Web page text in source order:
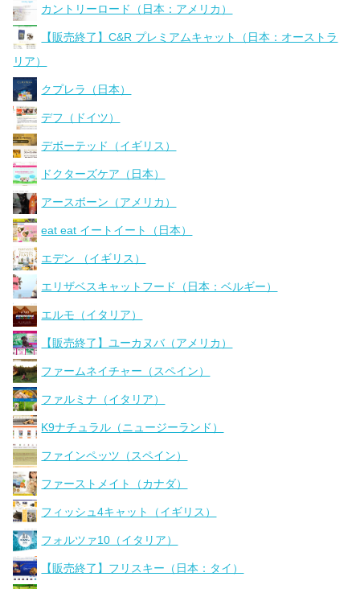
カントリーロード（日本：アメリカ）
【販売終了】C&R プレミアムキャット（日本：オーストラ
リア）
クプレラ（日本）
デフ（ドイツ）
デボーテッド（イギリス）
ドクターズケア（日本）
アースボーン（アメリカ）
eat eat イートイート（日本）
エデン （イギリス）
エリザベスキャットフード（日本：ベルギー）
エルモ（イタリア）
【販売終了】ユーカヌバ（アメリカ）
ファームネイチャー（スペイン）
ファルミナ（イタリア）
K9ナチュラル（ニュージーランド）
ファインペッツ（スペイン）
ファーストメイト（カナダ）
フィッシュ4キャット（イギリス）
フォルツァ10（イタリア）
【販売終了】フリスキー（日本：タイ）